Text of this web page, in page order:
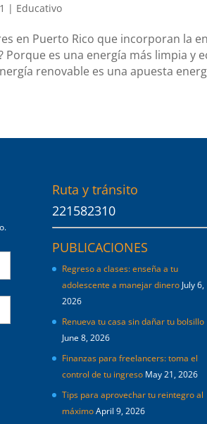
| Educativo
en Puerto Rico que incorporan la
Porque es una energía más limpia y
renovable es una apuesta
Ruta y tránsito
221582310
PUBLICACIONES
Regreso a clases: enseña a tu
adolescente a manejar dinero July 6,
2026
Renueva tu casa sin dañar tu bolsillo
June 8, 2026
Finanzas para freelancers: toma el
control de tu ingreso May 21, 2026
Tips para aprovechar tu reintegro al
máximoApril 9, 2026